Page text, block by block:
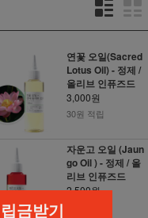
연꽃 오일(Sacred
Lotus Oil) - 정제 /
올리브 인퓨즈드
3,000원
30원 적립
자운고 오일 (Jaun
go Oil ) - 정제 / 올
리브 인퓨즈드
2,500원
금받기